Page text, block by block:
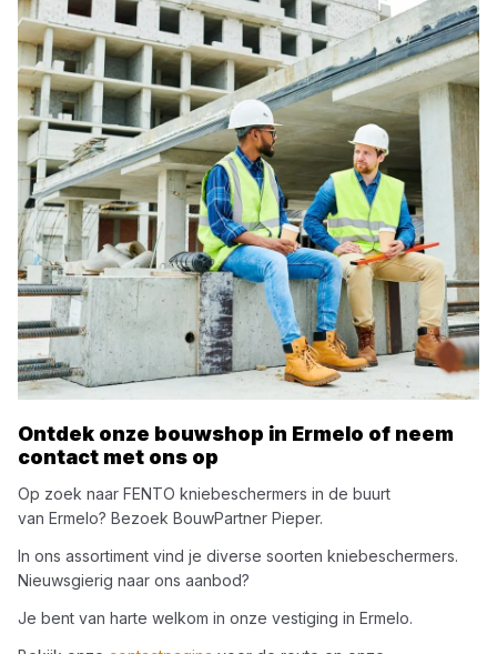
Ontdek onze bouwshop in Ermelo of neem
contact met ons op
Op zoek naar FENTO kniebeschermers in de buurt
van Ermelo? Bezoek BouwPartner Pieper.
In ons assortiment vind je diverse soorten kniebeschermers.
Nieuwsgierig naar ons aanbod?
Je bent van harte welkom in onze vestiging in Ermelo.